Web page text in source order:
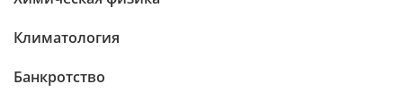
Климатология
Банкротство